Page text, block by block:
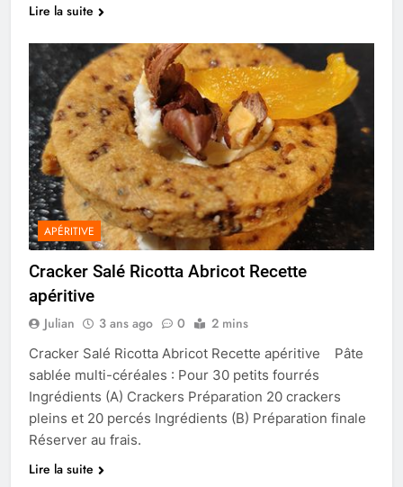
Lire la suite
APÉRITIVE
Cracker Salé Ricotta Abricot Recette
apéritive
Julian 3 ans ago 0 2 mins
Cracker Salé Ricotta Abricot Recette apéritive Pâte
sablée multi-céréales : Pour 30 petits fourrés
Ingrédients (A) Crackers Préparation 20 crackers
pleins et 20 percés Ingrédients (B) Préparation finale
Réserver au frais.
Lire la suite